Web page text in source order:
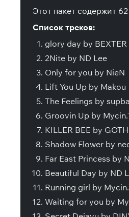
Этот пакет содержит
Список треков:
glory day by BEXTER
2Nite by ND Lee
Only for you by NieN
Lift You Up by Makou
The Feelings by
Groovin Up by
KILLER BEE by GOTH
Shadow Flower by
Far East Princess by
Beautiful Day by ND
Running girl by
Waiting for you by